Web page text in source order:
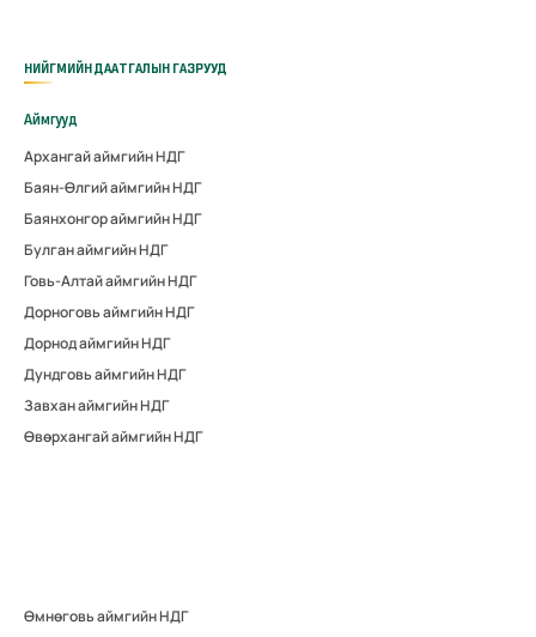
НИЙГМИЙН ДААТГАЛЫН ГАЗРУУД
Аймгууд
Архангай аймгийн НДГ
Баян-Өлгий аймгийн НДГ
Баянхонгор аймгийн НДГ
Булган аймгийн НДГ
Говь-Алтай аймгийн НДГ
Дорноговь аймгийн НДГ
Дорнод аймгийн НДГ
Дундговь аймгийн НДГ
Завхан аймгийн НДГ
Өвөрхангай аймгийн НДГ
Өмнөговь аймгийн НДГ